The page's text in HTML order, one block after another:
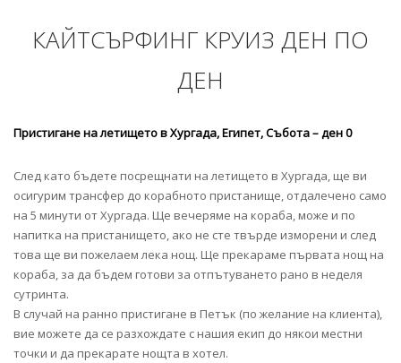
КАЙТСЪРФИНГ КРУИЗ ДЕН ПО
ДЕН
Пристигане на летището в Хургада, Египет, Събота – ден 0
След като бъдете посрещнати на летището в Хургада, ще ви
осигурим трансфер до корабното пристанище, отдалечено само
на 5 минути от Хургада. Ще вечеряме на кораба, може и по
напитка на пристанището, ако не сте твърде изморени и след
това ще ви пожелаем лека нощ. Ще прекараме първата нощ на
кораба, за да бъдем готови за отпътуването рано в неделя
сутринта.
В случай на ранно пристигане в Петък (по желание на клиента),
вие можете да се разхождате с нашия екип до някои местни
точки и да прекарате нощта в хотел.